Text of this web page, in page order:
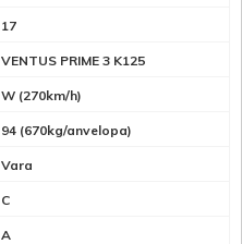
17
VENTUS PRIME 3 K125
W (270km/h)
94 (670kg/anvelopa)
Vara
C
A